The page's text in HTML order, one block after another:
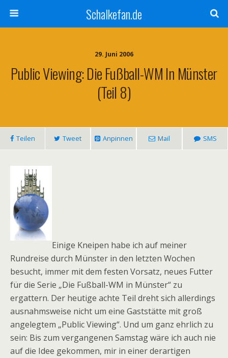
Schalkefan.de
29. Juni 2006
Public Viewing: Die Fußball-WM In Münster
(Teil 8)
Teilen Tweet Anpinnen Mail SMS
Einige Kneipen habe ich auf meiner
Rundreise durch Münster in den letzten Wochen
besucht, immer mit dem festen Vorsatz, neues Futter
für die Serie „Die Fußball-WM in Münster“ zu
ergattern. Der heutige achte Teil dreht sich allerdings
ausnahmsweise nicht um eine Gaststätte mit groß
angelegtem „Public Viewing“. Und um ganz ehrlich zu
sein: Bis zum vergangenen Samstag wäre ich auch nie
auf die Idee gekommen, mir in einer derartigen